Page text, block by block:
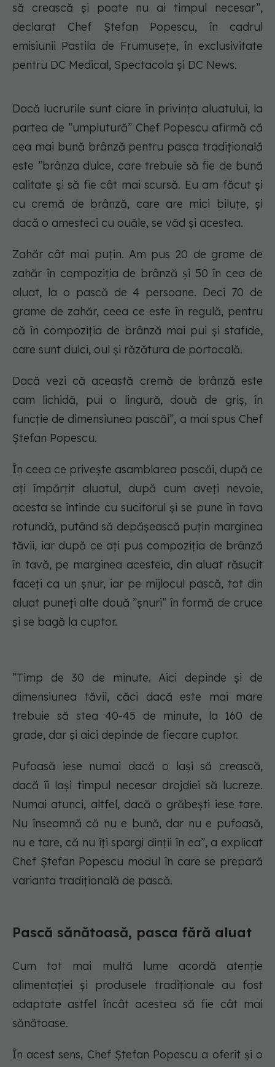
să crească și poate nu ai timpul necesar”,
declarat Chef Ștefan Popescu, în cadrul
emisiunii Pastila de Frumusețe, în exclusivitate
pentru DC Medical, Spectacola și DC News.
Dacă lucrurile sunt clare în privința aluatului, la
partea de ”umplutură” Chef Popescu afirmă că
cea mai bună brânză pentru pasca tradițională
este ”brânza dulce, care trebuie să fie de bună
calitate și să fie cât mai scursă. Eu am făcut și
cu cremă de brânză, care are mici biluțe, și
dacă o amesteci cu ouăle, se văd și acestea.
Zahăr cât mai puțin. Am pus 20 de grame de
zahăr în compoziția de brânză și 50 în cea de
aluat, la o pască de 4 persoane. Deci 70 de
grame de zahăr, ceea ce este în regulă, pentru
că în compoziția de brânză mai pui și stafide,
care sunt dulci, oul și răzătura de portocală.
Dacă vezi că această cremă de brânză este
cam lichidă, pui o lingură, două de griș, în
funcție de dimensiunea pascăi”, a mai spus Chef
Ștefan Popescu.
În ceea ce privește asamblarea pascăi, după ce
ați împărțit aluatul, după cum aveți nevoie,
acesta se întinde cu sucitorul și se pune în tava
rotundă, putând să depășească puțin marginea
tăvii, iar după ce ați pus compoziția de brânză
în tavă, pe marginea acesteia, din aluat răsucit
faceți ca un șnur, iar pe mijlocul pască, tot din
aluat puneți alte două ”șnuri” în formă de cruce
și se bagă la cuptor.
”Timp de 30 de minute. Aici depinde și de
dimensiunea tăvii, căci dacă este mai mare
trebuie să stea 40-45 de minute, la 160 de
grade, dar și aici depinde de fiecare cuptor.
Pufoasă iese numai dacă o lași să crească,
dacă îi lași timpul necesar drojdiei să lucreze.
Numai atunci, altfel, dacă o grăbești iese tare.
Nu înseamnă că nu e bună, dar nu e pufoasă,
nu e tare, că nu îți spargi dinții în ea”, a explicat
Chef Ștefan Popescu modul în care se prepară
varianta tradițională de pască.
Pască sănătoasă, pasca fără aluat
Cum tot mai multă lume acordă atenție
alimentației și produsele tradiționale au fost
adaptate astfel încât acestea să fie cât mai
sănătoase.
În acest sens, Chef Ștefan Popescu a oferit și o